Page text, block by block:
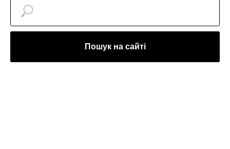
Пошук на сайті